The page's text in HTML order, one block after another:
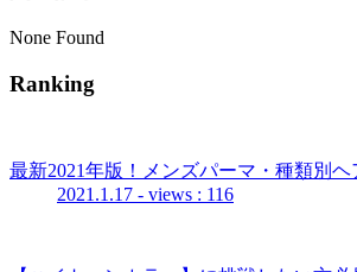
None Found
Ranking
最新2021年版！メンズパーマ・種類別ヘ
2021.1.17 - views : 116